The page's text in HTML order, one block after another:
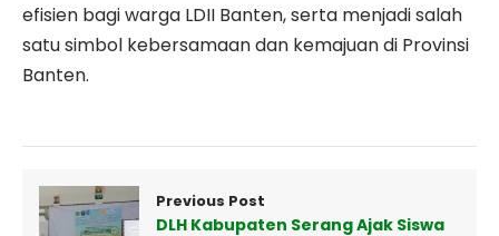
efisien bagi warga LDII Banten, serta menjadi salah
satu simbol kebersamaan dan kemajuan di Provinsi
Banten.
Previous Post
DLH Kabupaten Serang Ajak Siswa